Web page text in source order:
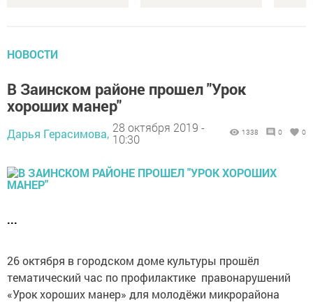
НОВОСТИ
В Заинском районе прошел "Урок
хороших манер"
Дарья Герасимова, 28 октября 2019 -
10:30
1338 0 0
...
26 октября в городском доме культуры прошёл
тематический час по профилактике правонарушений
«Урок хороших манер» для молодёжи микрорайона